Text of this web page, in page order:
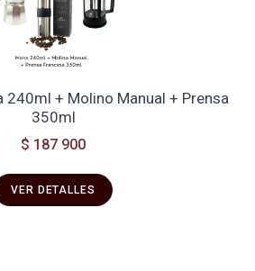
240ml + Molino Manual + Prensa
350ml
$ 187 900
VER DETALLES